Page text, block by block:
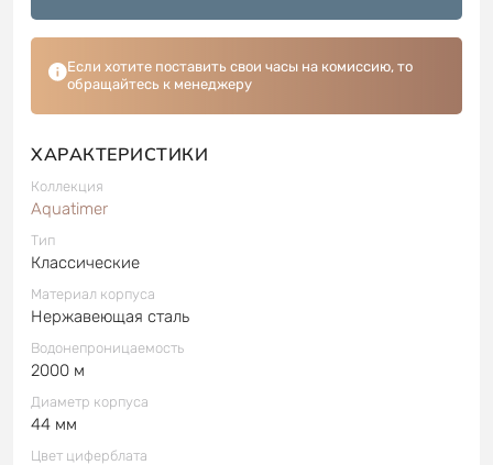
Если хотите поставить свои часы на комиссию, то
обращайтесь к менеджеру
ХАРАКТЕРИСТИКИ
Коллекция
Aquatimer
Тип
Классические
Материал корпуса
Нержавеющая сталь
Водонепроницаемость
2000 м
Диаметр корпуса
44 мм
Цвет циферблата